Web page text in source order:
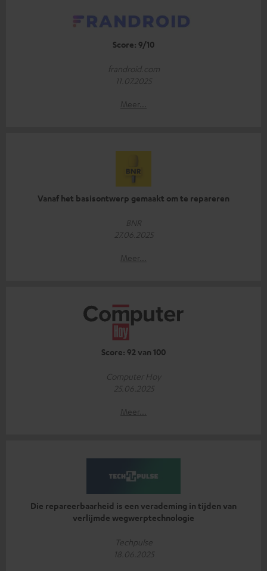
Score: 9/10
frandroid.com
11.07.2025
Meer...
Vanaf het basisontwerp gemaakt om te repareren
BNR
27.06.2025
Meer...
Score: 92 van 100
Computer Hoy
25.06.2025
Meer...
Die repareerbaarheid is een verademing in tijden van
verlijmde wegwerptechnologie
Techpulse
18.06.2025